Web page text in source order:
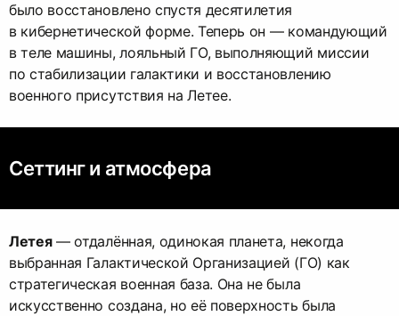
было восстановлено спустя десятилетия
в кибернетической форме. Теперь он — командующий
в теле машины, лояльный ГО, выполняющий миссии
по стабилизации галактики и восстановлению
военного присутствия на Летее.
Сеттинг и атмосфера
Летея— отдалённая, одинокая планета, некогда
выбранная Галактической Организацией (ГО) как
стратегическая военная база. Она не была
искусственно создана, но её поверхность была